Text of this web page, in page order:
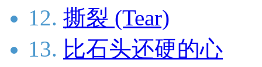
12. 撕裂 (Tear)
13. 比石头还硬的心